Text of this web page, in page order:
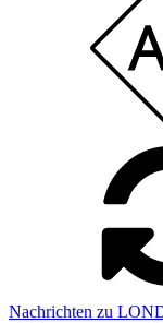
Nachrichten zu